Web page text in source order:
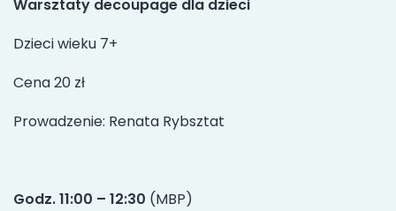
Warsztaty decoupage dla dzieci
Dzieci wieku 7+
Cena 20 zł
Prowadzenie: Renata Rybsztat
Godz. 11:00 – 12:30 (MBP)